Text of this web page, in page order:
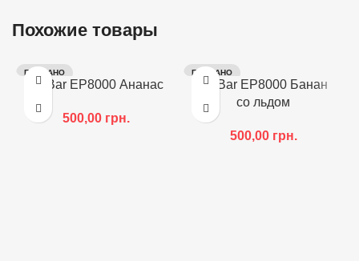
Похожие товары
ПРОДАНО
Elf Bar EP8000 Ананас
500,00 грн.
ПРОДАНО
Elf Bar EP8000 Банан
со льдом
500,00 грн.